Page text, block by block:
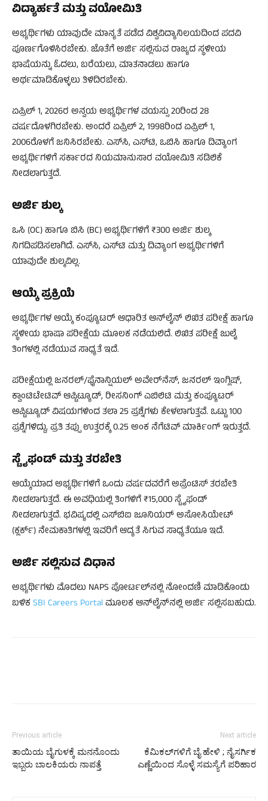
ವಿದ್ಯಾರ್ಹತೆ ಮತ್ತು ವಯೋಮಿತಿ
ಅಭ್ಯರ್ಥಿಗಳು ಯಾವುದೇ ಮಾನ್ಯತೆ ಪಡೆದ ವಿಶ್ವವಿದ್ಯಾನಿಲಯದಿಂದ ಪದವಿ
ಪೂರ್ಣಗೊಳಿಸಿರಬೇಕು. ಜೊತೆಗೆ ಅರ್ಜಿ ಸಲ್ಲಿಸುವ ರಾಜ್ಯದ ಸ್ಥಳೀಯ
ಭಾಷೆಯನ್ನು ಓದಲು, ಬರೆಯಲು, ಮಾತನಾಡಲು ಹಾಗೂ
ಅರ್ಥಮಾಡಿಕೊಳ್ಳಲು ತಿಳಿದಿರಬೇಕು.
ಏಪ್ರಿಲ್ 1, 2026ರ ಅನ್ವಯ ಅಭ್ಯರ್ಥಿಗಳ ವಯಸ್ಸು 20ರಿಂದ 28
ವರ್ಷದೊಳಗಿರಬೇಕು. ಅಂದರೆ ಏಪ್ರಿಲ್ 2, 1998ರಿಂದ ಏಪ್ರಿಲ್ 1,
2006ರೊಳಗೆ ಜನಿಸಿರಬೇಕು. ಎಸ್‌ಸಿ, ಎಸ್‌ಟಿ, ಒಬಿಸಿ ಹಾಗೂ ದಿವ್ಯಾಂಗ
ಅಭ್ಯರ್ಥಿಗಳಿಗೆ ಸರ್ಕಾರದ ನಿಯಮಾನುಸಾರ ವಯೋಮಿತಿ ಸಡಿಲಿಕೆ
ನೀಡಲಾಗುತ್ತದೆ.
ಅರ್ಜಿ ಶುಲ್ಕ
ಒಸಿ (OC) ಹಾಗೂ ಬಿಸಿ (BC) ಅಭ್ಯರ್ಥಿಗಳಿಗೆ ₹300 ಅರ್ಜಿ ಶುಲ್ಕ
ನಿಗದಿಪಡಿಸಲಾಗಿದೆ. ಎಸ್‌ಸಿ, ಎಸ್‌ಟಿ ಮತ್ತು ದಿವ್ಯಾಂಗ ಅಭ್ಯರ್ಥಿಗಳಿಗೆ
ಯಾವುದೇ ಶುಲ್ಕವಿಲ್ಲ.
ಆಯ್ಕೆ ಪ್ರಕ್ರಿಯೆ
ಅಭ್ಯರ್ಥಿಗಳ ಆಯ್ಕೆ ಕಂಪ್ಯೂಟರ್ ಆಧಾರಿತ ಆನ್‌ಲೈನ್ ಲಿಖಿತ ಪರೀಕ್ಷೆ ಹಾಗೂ
ಸ್ಥಳೀಯ ಭಾಷಾ ಪರೀಕ್ಷೆಯ ಮೂಲಕ ನಡೆಯಲಿದೆ. ಲಿಖಿತ ಪರೀಕ್ಷೆ ಜುಲೈ
ತಿಂಗಳಲ್ಲಿ ನಡೆಯುವ ಸಾಧ್ಯತೆ ಇದೆ.
ಪರೀಕ್ಷೆಯಲ್ಲಿ ಜನರಲ್/ಫೈನಾನ್ಷಿಯಲ್ ಅವೇರ್‌ನೆಸ್, ಜನರಲ್ ಇಂಗ್ಲಿಷ್,
ಕ್ವಾಂಟಿಟೇಟಿವ್ ಆಪ್ಟಿಟ್ಯೂಡ್, ರೀಸನಿಂಗ್ ಎಬಿಲಿಟಿ ಮತ್ತು ಕಂಪ್ಯೂಟರ್
ಆಪ್ಟಿಟ್ಯೂಡ್ ವಿಷಯಗಳಿಂದ ತಲಾ 25 ಪ್ರಶ್ನೆಗಳು ಕೇಳಲಾಗುತ್ತವೆ. ಒಟ್ಟು 100
ಪ್ರಶ್ನೆಗಳಿದ್ದು, ಪ್ರತಿ ತಪ್ಪು ಉತ್ತರಕ್ಕೆ 0.25 ಅಂಕ ನೆಗೆಟಿವ್ ಮಾರ್ಕಿಂಗ್ ಇರುತ್ತದೆ.
ಸ್ಟೈಫಂಡ್ ಮತ್ತು ತರಬೇತಿ
ಆಯ್ಕೆಯಾದ ಅಭ್ಯರ್ಥಿಗಳಿಗೆ ಒಂದು ವರ್ಷದವರೆಗೆ ಅಪ್ರೆಂಟಿಸ್ ತರಬೇತಿ
ನೀಡಲಾಗುತ್ತದೆ. ಈ ಅವಧಿಯಲ್ಲಿ ತಿಂಗಳಿಗೆ ₹15,000 ಸ್ಟೈಫಂಡ್
ನೀಡಲಾಗುತ್ತದೆ. ಭವಿಷ್ಯದಲ್ಲಿ ಎಸ್‌ಬಿಐ ಜೂನಿಯರ್ ಅಸೋಸಿಯೇಟ್
(ಕ್ಲರ್ಕ್) ನೇಮಕಾತಿಗಳಲ್ಲಿ ಇವರಿಗೆ ಆದ್ಯತೆ ಸಿಗುವ ಸಾಧ್ಯತೆಯೂ ಇದೆ.
ಅರ್ಜಿ ಸಲ್ಲಿಸುವ ವಿಧಾನ
ಅಭ್ಯರ್ಥಿಗಳು ಮೊದಲು NAPS ಪೋರ್ಟಲ್‌ನಲ್ಲಿ ನೋಂದಣಿ ಮಾಡಿಕೊಂಡು
ಬಳಿಕSBI Careers Portalಮೂಲಕ ಆನ್‌ಲೈನ್‌ನಲ್ಲಿ ಅರ್ಜಿ ಸಲ್ಲಿಸಬಹುದು.
Previous article
ತಾಯಿಯ ಬೈಗುಳಕ್ಕೆ ಮನನೊಂದು
ಇಬ್ಬರು ಬಾಲಕಿಯರು ನಾಪತ್ತೆ
Next article
ಕೆಮಿಕಲ್‌ಗಳಿಗೆ ಬೈ ಹೇಳಿ ; ನೈಸರ್ಗಿಕ
ಎಣ್ಣೆಯಿಂದ ಸೊಳ್ಳೆ ಸಮಸ್ಯೆಗೆ ಪರಿಹಾರ